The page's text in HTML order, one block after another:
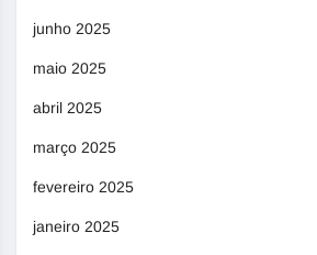
junho 2025
maio 2025
abril 2025
março 2025
fevereiro 2025
janeiro 2025